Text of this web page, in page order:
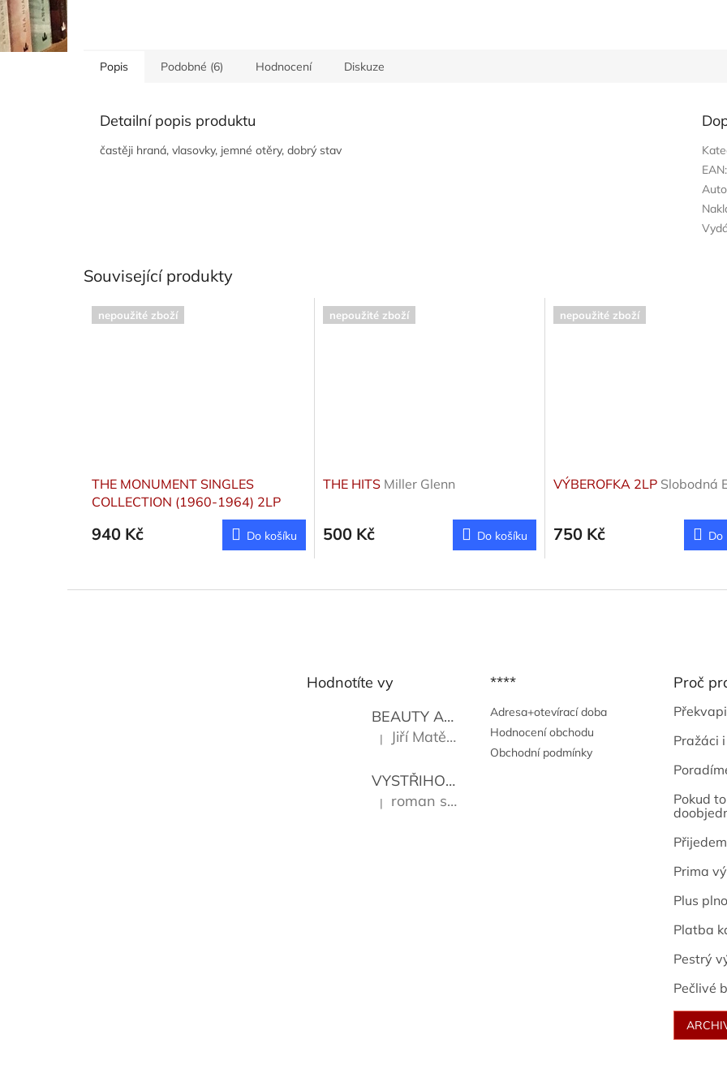
Popis Podobné (6) Hodnocení Diskuze
Detailní popis produktu
častěji hraná, vlasovky, jemné otěry, dobrý stav
EAN:
Související produkty
nepoužité zboží
THE MONUMENT SINGLES
COLLECTION (1960-1964) 2LP
940 Kč Do košíku
nepoužité zboží
THE HITS Miller Glenn
500 Kč Do košíku
nepoužité zboží
VÝBEROFKA 2LP Slobodná
750 Kč Do
Hodnotíte vy
BEAUTY AND THE BEAT
Go Go's
Hodnocení produktu je 5 z 5 hvězdiček.
| Jiří Matějů
VYSTŘIHOVÁNKY - PRAŽSKÉ PAMÁTKY Kropáček
Hodnocení produktu je 5 z 5 hvězdiček.
| roman sekanina
****
Adresa+otevírací doba
Hodnocení obchodu
Obchodní podmínky
Proč
Pražáci
Pokud
Prima
Plus
Platba
Pestrý
Pečlivé